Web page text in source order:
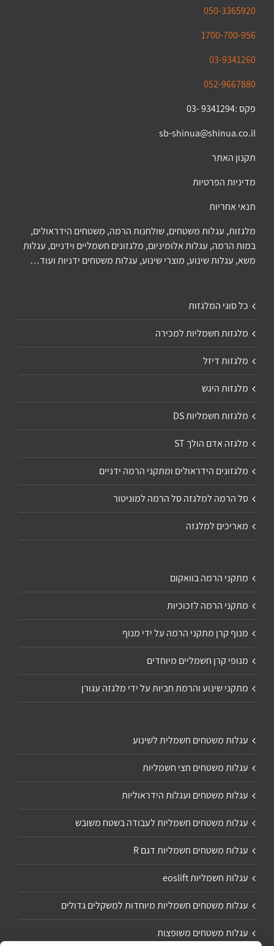
050-3365920
1700-700-956
03-9341260
052-9667880
פקס :9341294 -03
sb-shinua@shinua.co.il
תקנון האתר
מדיניות הפרטיות
תנאי אחריות
מלגזות, עגלות משטחים, שולחנות הרמה, משטחים הידראולים,
במות הרמה, עגלות אלומיניום, מלגזונים חשמליים וידניים, עגלות
משא, עגלות שינוע, מוצרי שינוע, עגלות משטחים ידניות ועוד…
כל סוגי המלגזות
מלגזות חשמליות למכירה
מלגזות דיזל
מלגזות היגש
מלגזות חשמליות DS
מלגזה אדם הולך ST
מלגזונים הידראולים ומתקני הרמה ידניים
סל הרמה למלגזה סל הרמה למוניטור
מאריכים למלגזה
מתקני הרמה בוואקום
מתקני הרמה לזכוכיות
מנוף קרן מתקני הרמה על ידי מנוף
מנופי קרן חשמליים מיוחדים
מתקני שינוע והרמת חביות על ידי מלגזה עגורן
עגלות משטחים חשמלית לשינוע
עגלות משטחים חצי חשמליות
עגלות משטחים ועגלות הידראוליות
עגלות משטחים חשמליות לעבודה בשטח משובש
עגלות משטחים חשמליות דגם R
עגלות חשמליות eoslift
עגלות משטחים חשמליות מיוחדות למשקלים גדולים
עגלות משטחים משופצות